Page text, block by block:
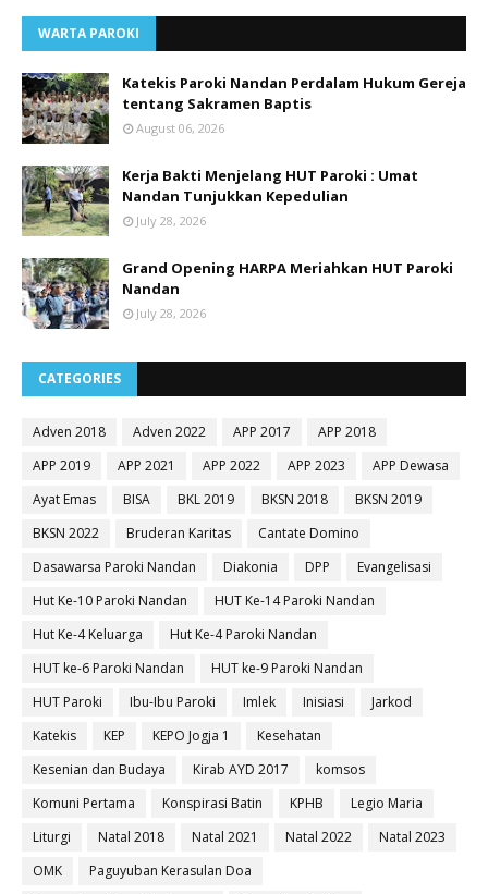
WARTA PAROKI
Katekis Paroki Nandan Perdalam Hukum Gereja
tentang Sakramen Baptis
August 06, 2026
Kerja Bakti Menjelang HUT Paroki : Umat
Nandan Tunjukkan Kepedulian
July 28, 2026
Grand Opening HARPA Meriahkan HUT Paroki
Nandan
July 28, 2026
CATEGORIES
Adven 2018 Adven 2022 APP 2017
APP 2018
APP 2019
APP 2021 APP 2022 APP 2023
APP Dewasa
Ayat Emas
BISA BKL 2019 BKSN 2018
BKSN 2019
BKSN 2022
Bruderan Karitas
Cantate Domino
Dasawarsa Paroki Nandan
Diakonia DPP
Evangelisasi
Hut Ke-10 Paroki Nandan
HUT Ke-14 Paroki Nandan
Hut Ke-4 Keluarga
Hut Ke-4 Paroki Nandan
HUT ke-6 Paroki Nandan
HUT ke-9 Paroki Nandan
HUT Paroki
Ibu-Ibu Paroki Imlek Inisiasi
Jarkod
Katekis
KEP KEPO Jogja 1
Kesehatan
Kesenian dan Budaya
Kirab AYD 2017
komsos
Komuni Pertama
Konspirasi Batin KPHB
Legio Maria
Liturgi
Natal 2018 Natal 2021 Natal 2022
Natal 2023
OMK
Paguyuban Kerasulan Doa